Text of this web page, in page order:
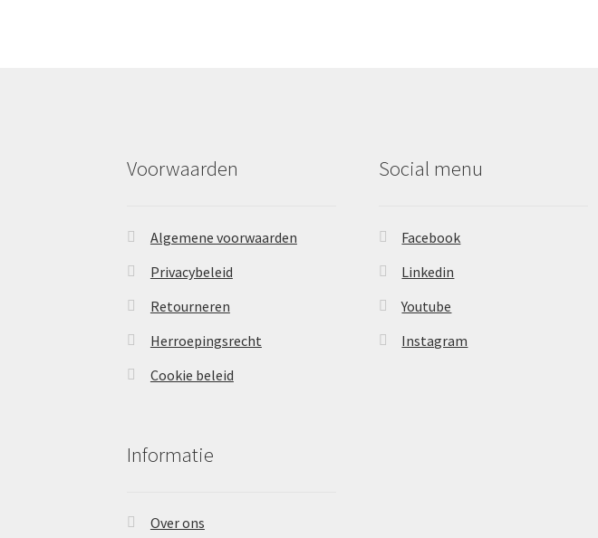
Voorwaarden
Algemene voorwaarden
Privacybeleid
Retourneren
Herroepingsrecht
Cookie beleid
Informatie
Over ons
Social menu
Facebook
Linkedin
Youtube
Instagram